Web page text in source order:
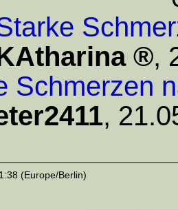
,
Schmerzen
,
(Europe/Berlin)